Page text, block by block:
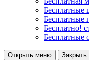
Бесплатные
Бесплатные
Бесплатно!
Бесплатные
Открыть меню